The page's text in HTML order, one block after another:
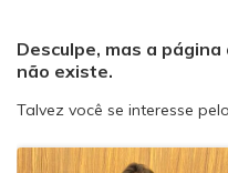
Desculpe, mas a
não existe.
Talvez você se interesse